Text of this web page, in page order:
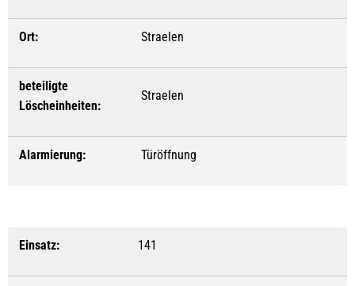
Ort: Straelen
beteiligte
Löscheinheiten:
Straelen
Alarmierung: Türöffnung
Einsatz: 141